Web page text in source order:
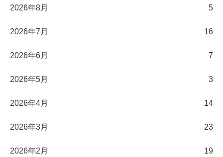
2026年8月 5
2026年7月 16
2026年6月 7
2026年5月 3
2026年4月 14
2026年3月 23
2026年2月 19